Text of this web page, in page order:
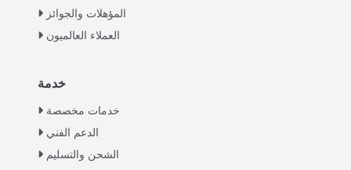
المؤهلات والجوائز
العملاء العالميون
خدمة
خدمات مخصصة
الدعم الفني
الشحن والتسليم
Greek